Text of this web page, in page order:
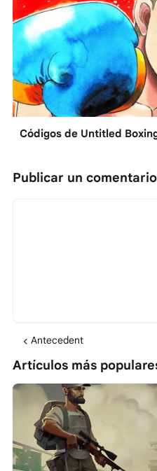
Códigos de Untitled
Publicar un comentario
Antecedent
Artículos más